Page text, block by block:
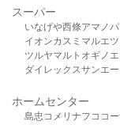
スーパー
いなげや西條アマノ
イオンカスミ マルエツ
ツルヤマルト オギノ
ダイレックスサンエー
ホームセンター
島忠 コメリ ナフコ コ